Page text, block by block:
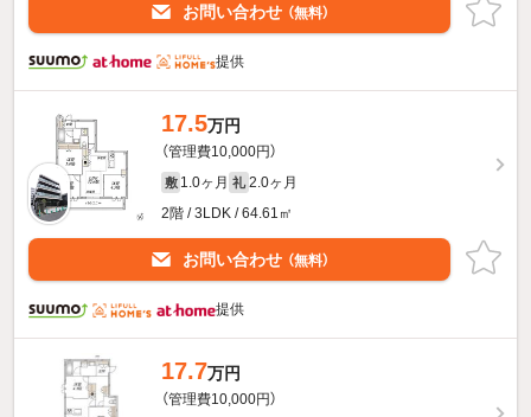
お問い合わせ （無料）
提供
17.5万円
（管理費10,000円）
敷 1.0ヶ月 礼 2.0ヶ月
2階 / 3LDK / 64.61㎡
お問い合わせ （無料）
提供
17.7万円
（管理費10,000円）